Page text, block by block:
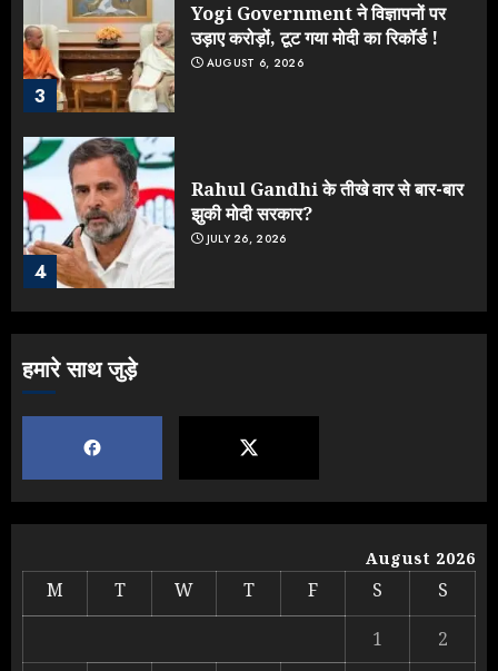
3
Yogi Government ने विज्ञापनों पर
उड़ाए करोड़ों, टूट गया मोदी का रिकॉर्ड !
AUGUST 6, 2026
4
Rahul Gandhi के तीखे वार से बार-बार
झुकी मोदी सरकार?
JULY 26, 2026
JULY 24, 2026
1
भड़क गए जेन-जी, करने लगे शिकायत
AUGUST 9, 2026
हमारे साथ जुड़े
August 2026
M T W T F S
S
1
2